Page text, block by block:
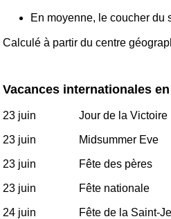
En moyenne, le coucher du
Calculé à partir du centre
Vacances internationales
23 juin Jour de la Victoire
23 juin Midsummer Eve
23 juin Fête des pères
23 juin Fête nationale
24 juin Fête de la Saint-